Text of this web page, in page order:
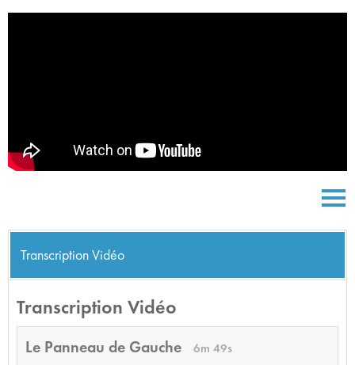
Transcription Vidéo
Transcription Vidéo
Le Panneau de Gauche 6m 49s